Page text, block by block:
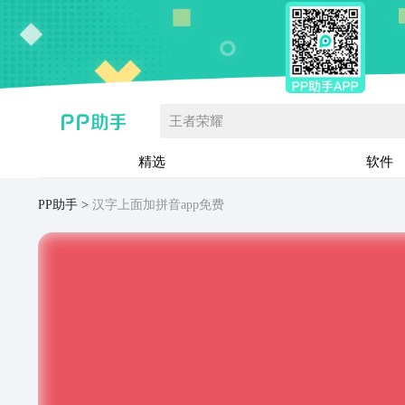
王者荣耀
精选 软件
PP助手 汉字上面加拼音app免费